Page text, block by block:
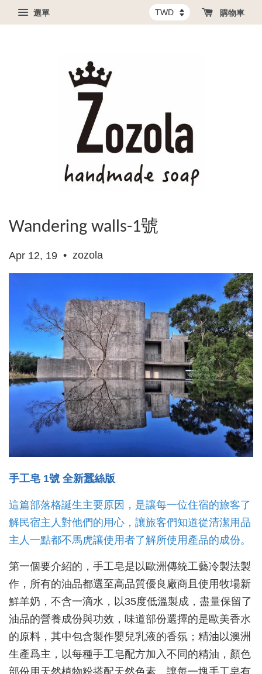
選單 購物車
Wandering walls-1號
Apr 12, 19 • zozola
手工皂 1號 全新蠶絲版
這篇部落格誕生主要原因，是讓每一位住宿的旅客了
解民宿主人對他們的用心，讓旅客們知道從清潔用品
主人一點都不馬虎讓使用者了解所使用產品的成份。
第一個要介紹的，手工皂是以歐洲傳統工藝冷製法製
作，所有的油品都選至高品質優良廠商且使用牧場新
鮮羊奶，不含一滴水，以35度低溫製成，盡量保留了
油品的營養成份與功效，味道部份選擇的是歐美香水
的原料，其中包含製作嬰兒乳液的香氛；精油以澳洲
生產爲主，以每種手工皂配方加入不同的精油，顏色